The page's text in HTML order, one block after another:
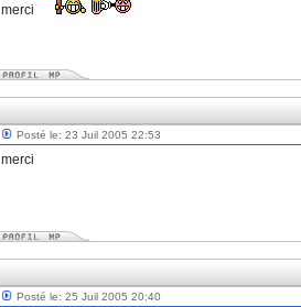
merci
Posté le: 23 Juil 2005 22:53
merci
Posté le: 25 Juil 2005 20:40